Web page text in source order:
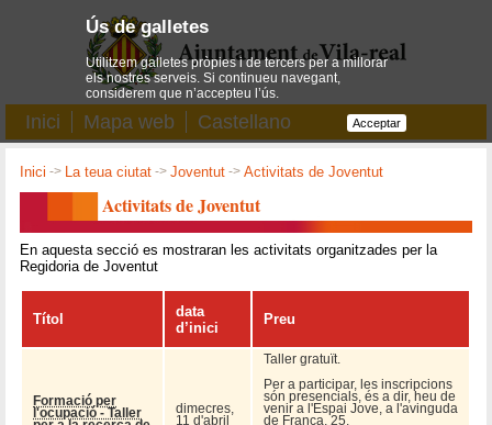
Inici Mapa web Castellano
Inici -> La teua ciutat ->Joventut ->Activitats de Joventut
Activitats de Joventut
En aquesta secció es mostraran les activitats organitzades per la
Regidoria de Joventut
Títol
data
d’inici
Preu
Formació per
l'ocupació - Taller dimecres,
11 d'abril
Taller gratuït.
Per a participar, les inscripcions
són presencials, és a dir, heu de
venir a l'Espai Jove, a l'avinguda
de França, 25.
Ús de galletes
Utilitzem galletes pròpies i de tercers per a millorar
els nostres serveis. Si continueu navegant,
considerem que n’accepteu l’ús.
Acceptar